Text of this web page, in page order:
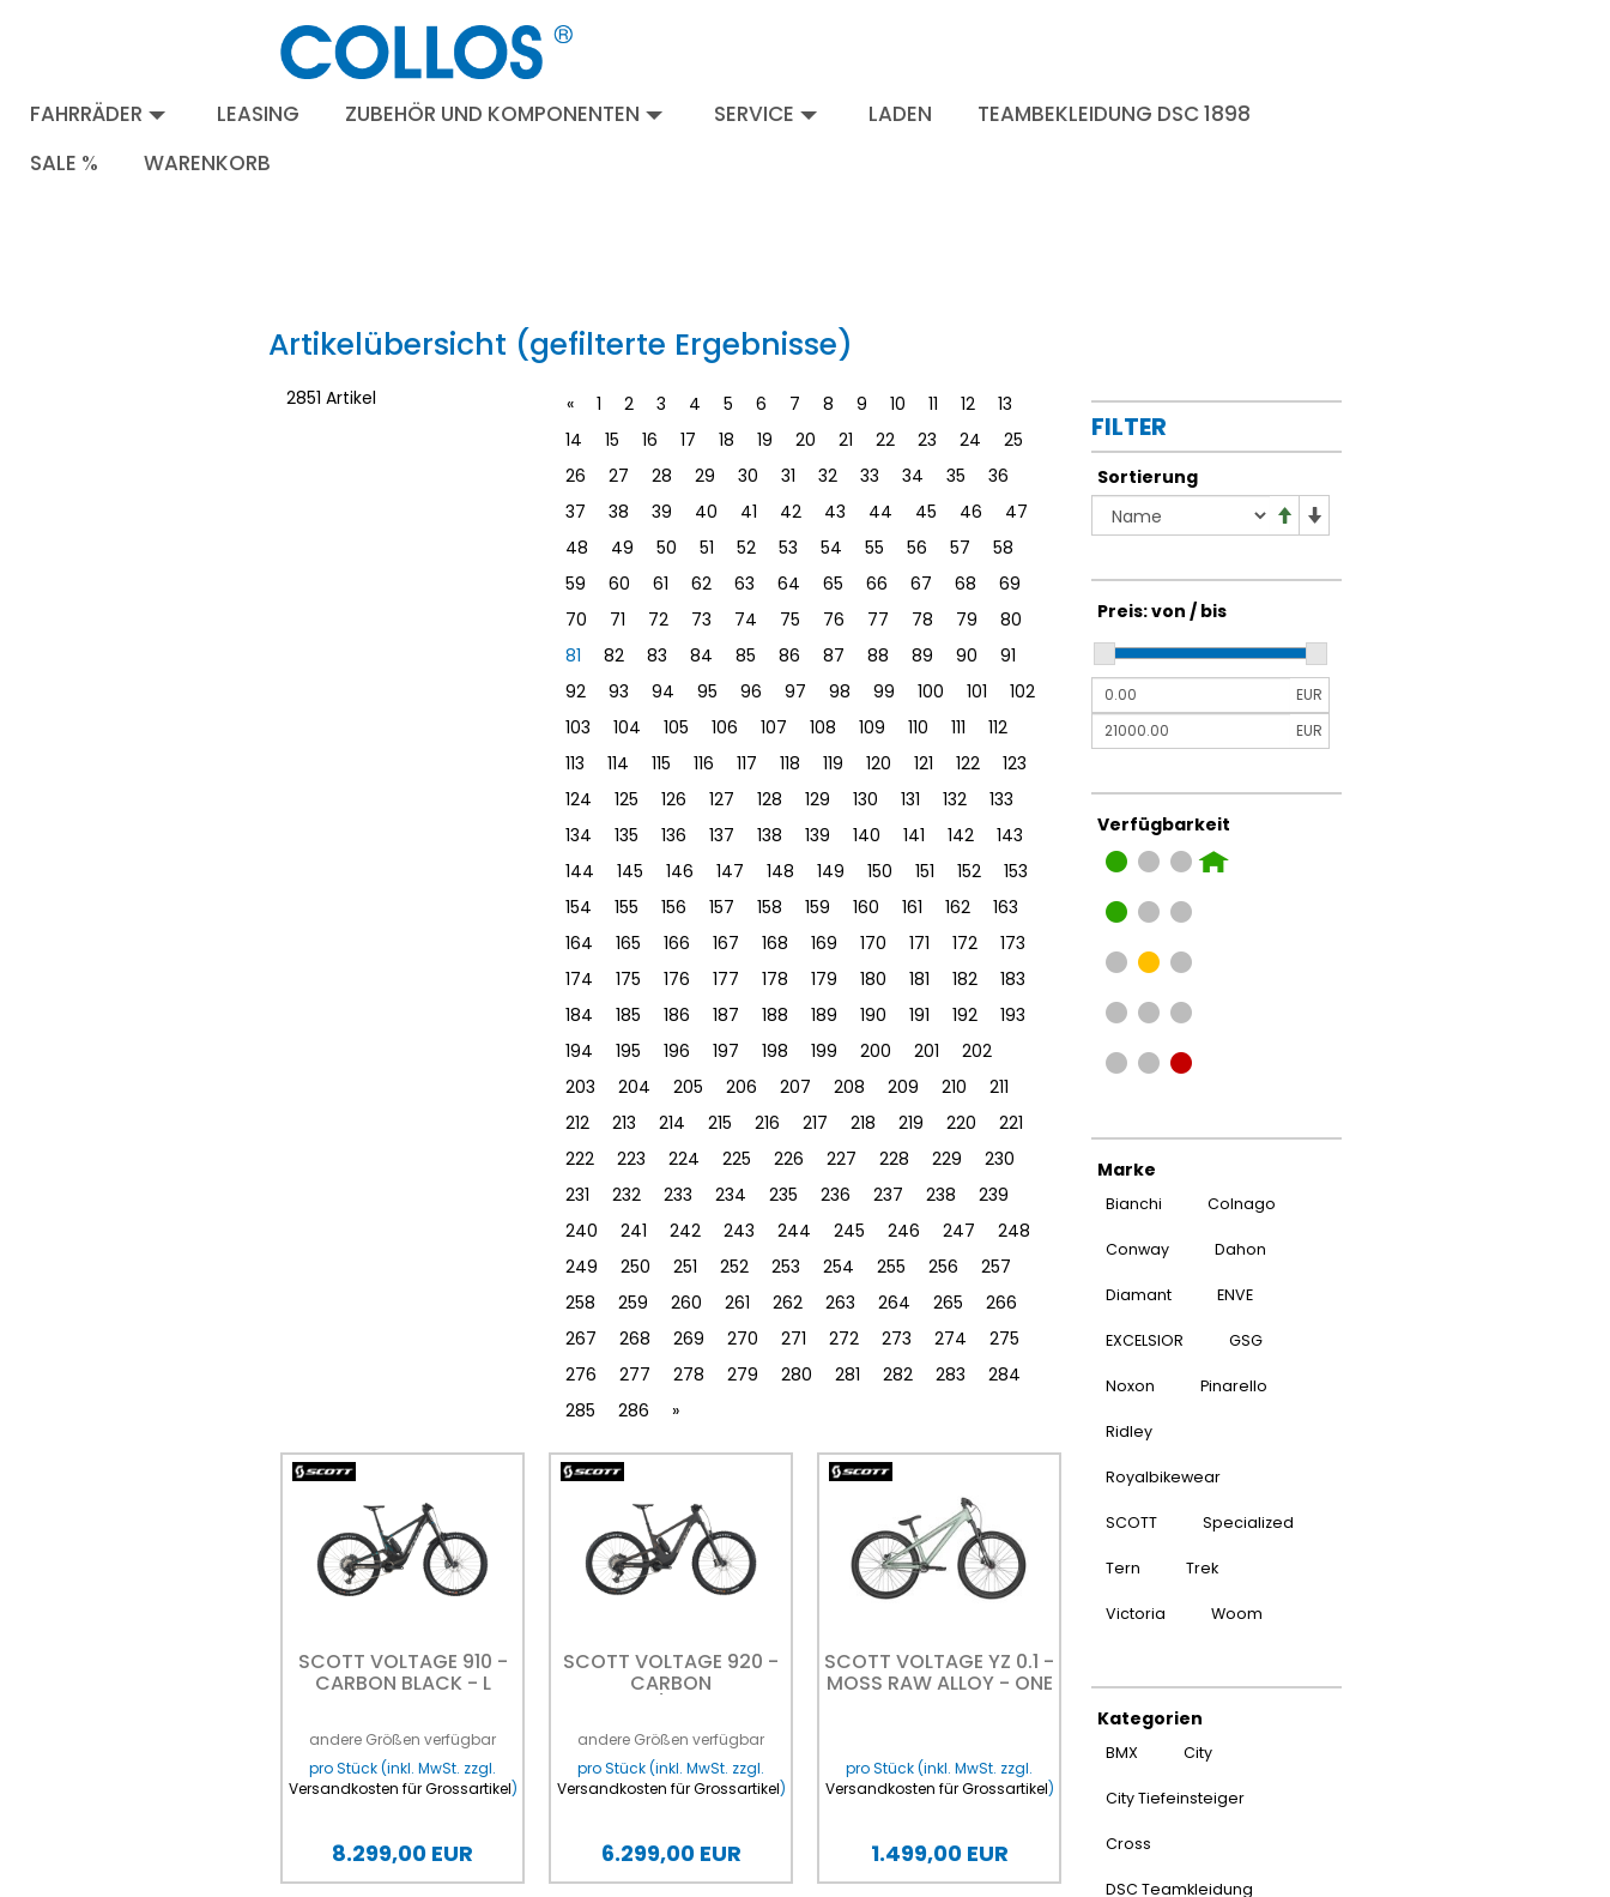
FAHRRÄDER LEASING ZUBEHÖR UND KOMPONENTEN SERVICE LADEN
TEAMBEKLEIDUNG DSC 1898
SALE %
WARENKORB
Artikelübersicht (gefilterte Ergebnisse)
« 1 2 3 4 5 6 7 8 9 10 11 12
13
14
15 16 17 18 19 20 21 22 23 24
25
26
27 28 29 30 31 32 33 34 35
36
37
38 39 40 41 42 43 44 45 46
47
48
49 50 51 52 53 54 55 56 57
58
59
60 61 62 63 64 65 66 67 68
69
70
71 72 73 74 75 76 77 78 79
80
81
82 83 84 85 86 87 88 89 90
91
92
93 94 95 96 97 98 99 100 101
102
103
104 105 106 107 108 109 110 111
112
113
114 115 116 117 118 119 120 121 122
123
124
125 126 127 128 129 130 131 132
133
134
135 136 137 138 139 140 141 142
143
144
145 146 147 148 149 150 151 152
153
154
155 156 157 158 159 160 161 162
163
164
165 166 167 168 169 170 171 172
173
174
175 176 177 178 179 180 181 182
183
184
185 186 187 188 189 190 191 192
193
194
195 196 197 198 199 200 201
202
203
204 205 206 207 208 209 210
211
212
213 214 215 216 217 218 219 220
221
222
223 224 225 226 227 228 229
230
231
232 233 234 235 236 237 238
239
240
241 242 243 244 245 246 247
248
249
250 251 252 253 254 255 256
257
258
259 260 261 262 263 264 265
266
267
268 269 270 271 272 273 274
275
276
277 278 279 280 281 282 283
284
285
286 »
2851 Artikel
SCOTT VOLTAGE 910 -
CARBON BLACK - L
andere Größen verfügbar
pro Stück (inkl. MwSt. zzgl.
Versandkosten für Grossartikel)
8.299,00 EUR
SCOTT VOLTAGE 920 -
CARBON
andere Größen verfügbar
pro Stück (inkl. MwSt. zzgl.
Versandkosten für Grossartikel)
6.299,00 EUR
SCOTT VOLTAGE YZ 0.1 -
MOSS RAW ALLOY - ONE
pro Stück (inkl. MwSt. zzgl.
Versandkosten für Grossartikel)
1.499,00 EUR
FILTER
Sortierung
Preis: von / bis
EUR
EUR
Verfügbarkeit
Marke
Bianchi Colnago
Conway Dahon
Diamant ENVE
EXCELSIOR GSG
Noxon Pinarello
Ridley
Royalbikewear
SCOTT Specialized
Tern Trek
Victoria Woom
Kategorien
BMX City
City Tiefeinsteiger
Cross
DSC Teamkleidung